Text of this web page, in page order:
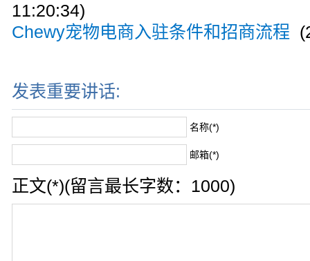
11:20:34)
Chewy宠物电商入驻条件和招商流程
发表重要讲话:
名称(*)
邮箱(*)
正文(*)(留言最长字数：1000)